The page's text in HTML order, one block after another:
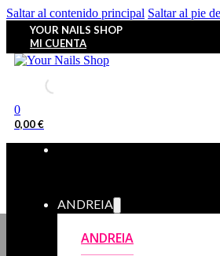
Saltar al contenido principal Saltar al pie
YOUR NAILS SHOP
MI CUENTA
0
0,00€
ANDREIA
ANDREIA